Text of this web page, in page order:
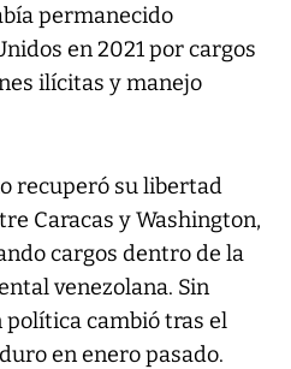
permanecido
en 2021 por cargos
ilícitas y manejo
recuperó su libertad
Caracas y Washington,
cargos dentro de la
venezolana. Sin
cambió tras el
en enero pasado.